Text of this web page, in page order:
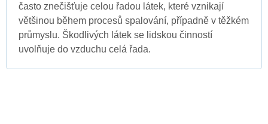
často znečišťuje celou řadou látek, které vznikají
většinou během procesů spalování, případně v těžkém
průmyslu. Škodlivých látek se lidskou činností
uvolňuje do vzduchu celá řada.